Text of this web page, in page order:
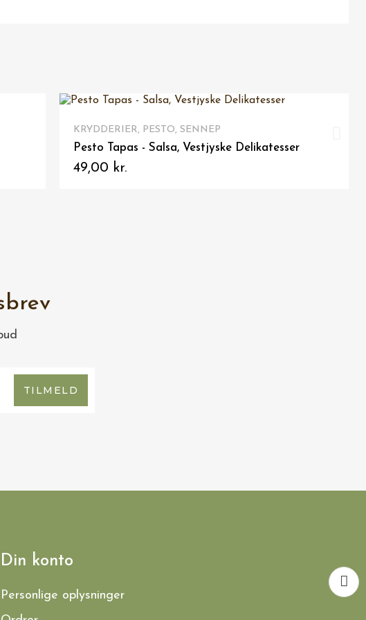
VIS HER
KRYDDERIER, PESTO, SENNEP
Hjemmelavet dip - "Urtedip", Krydderiblanding
49,00 kr.
TILMELD
Din konto
Personlige oplysninger